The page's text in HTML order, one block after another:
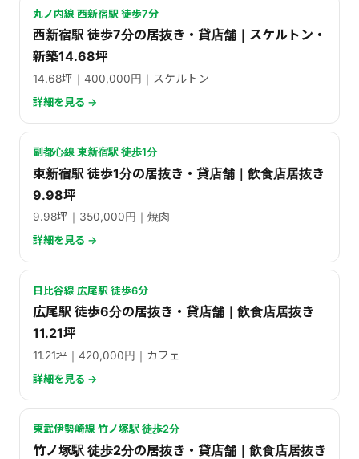
丸ノ内線 西新宿駅 徒歩7分
西新宿駅 徒歩7分の居抜き・貸店舗｜スケルトン・
新築14.68坪
14.68坪｜400,000円｜スケルトン
詳細を見る →
副都心線 東新宿駅 徒歩1分
東新宿駅 徒歩1分の居抜き・貸店舗｜飲食店居抜き
9.98坪
9.98坪｜350,000円｜焼肉
詳細を見る →
日比谷線 広尾駅 徒歩6分
広尾駅 徒歩6分の居抜き・貸店舗｜飲食店居抜き
11.21坪
11.21坪｜420,000円｜カフェ
詳細を見る →
東武伊勢崎線 竹ノ塚駅 徒歩2分
竹ノ塚駅 徒歩2分の居抜き・貸店舗｜飲食店居抜き